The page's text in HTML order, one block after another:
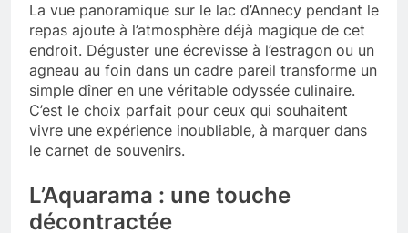
La vue panoramique sur le lac d’Annecy pendant le
repas ajoute à l’atmosphère déjà magique de cet
endroit. Déguster une écrevisse à l’estragon ou un
agneau au foin dans un cadre pareil transforme un
simple dîner en une véritable odyssée culinaire.
C’est le choix parfait pour ceux qui souhaitent
vivre une expérience inoubliable, à marquer dans
le carnet de souvenirs.
L’Aquarama : une touche
décontractée